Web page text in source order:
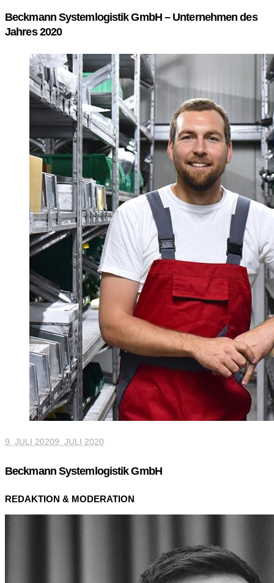
Beckmann Systemlogistik GmbH – Unternehmen des
Jahres 2020
9. JULI 20209. JULI 2020
Beckmann Systemlogistik GmbH
REDAKTION & MODERATION